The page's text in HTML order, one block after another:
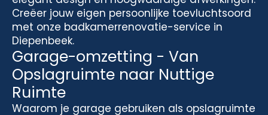
Creëer jouw eigen persoonlijke toevluchtsoord
met onze badkamerrenovatie-service in
Diepenbeek.
Garage-omzetting - Van
Opslagruimte naar Nuttige
Ruimte
Waarom je garage gebruiken als opslagruimte